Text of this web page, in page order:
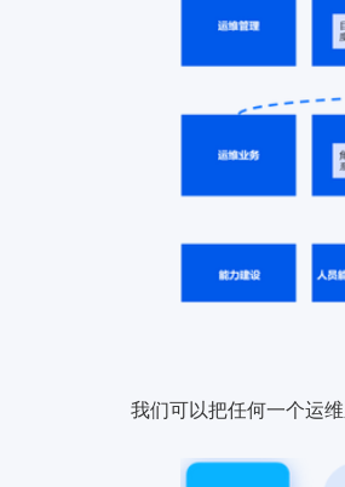
我们可以把任何一个运